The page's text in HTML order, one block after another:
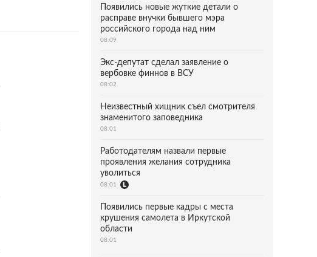
Появились новые жуткие детали о
расправе внучки бывшего мэра
российского города над ним
08:09
Экс-депутат сделал заявление о
вербовке финнов в ВСУ
08:02
Неизвестный хищник съел смотрителя
знаменитого заповедника
08:01
Работодателям назвали первые
проявления желания сотрудника
уволиться
08:01
Появились первые кадры с места
крушения самолета в Иркутской
области
08:01